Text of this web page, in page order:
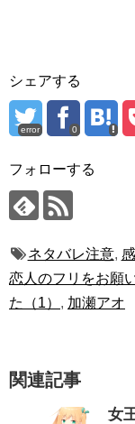
シェアする
error 0
フォローする
ネタバレ注意,
恋人のフリをお願
た（1） , 加瀬アオ
関連記事
女